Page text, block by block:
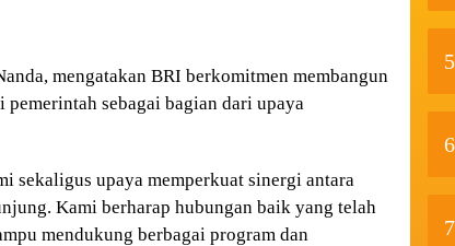
mengatakan BRI berkomitmen membangun
sebagai bagian dari upaya
sekaligus upaya memperkuat sinergi antara
Kami berharap hubungan baik yang telah
mendukung berbagai program dan
5
6
7